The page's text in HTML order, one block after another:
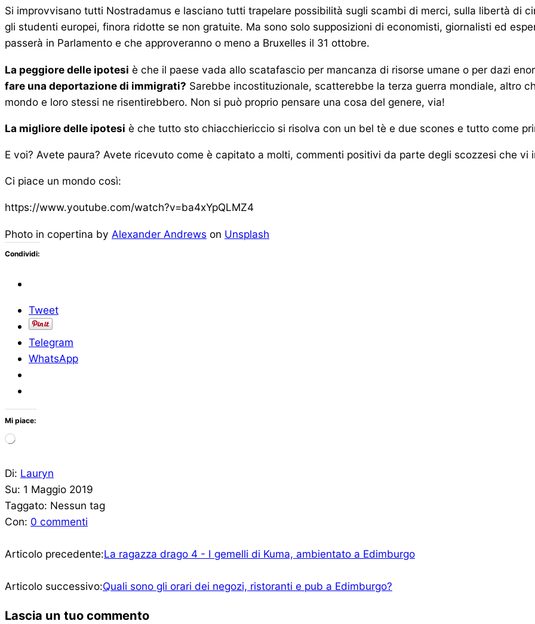
Si improvvisano tutti Nostradamus e lasciano tutti trapelare possibilità sugli scambi di merci, sulla libertà di
gli studenti europei, finora ridotte se non gratuite. Ma sono solo supposizioni di economisti, giornalisti ed
passerà in Parlamento e che approveranno o meno a Bruxelles il 31 ottobre.
La peggiore delle ipotesi è che il paese vada allo scatafascio per mancanza di risorse umane o per dazi
fare una deportazione di immigrati? Sarebbe incostituzionale, scatterebbe la terza guerra mondiale, altro
mondo e loro stessi ne risentirebbero. Non si può proprio pensare una cosa del genere, via!
La migliore delle ipotesi è che tutto sto chiacchiericcio si risolva con un bel tè e due scones e tutto come
E voi? Avete paura? Avete ricevuto come è capitato a molti, commenti positivi da parte degli scozzesi che vi
Ci piace un mondo così:
https://www.youtube.com/watch?v=ba4xYpQLMZ4
Photo in copertina by Alexander Andrews on Unsplash
Condividi:
Tweet
Telegram
WhatsApp
Mi piace:
Caricamento
2019-
05-
01
Di: Lauryn
Su: 1 Maggio 2019
Taggato: Nessun tag
Con: 0 commenti
Articolo precedente:La ragazza drago 4 - I gemelli di Kuma, ambientato a Edimburgo
Articolo successivo:Quali sono gli orari dei negozi, ristoranti e pub a Edimburgo?
Lascia un tuo commento